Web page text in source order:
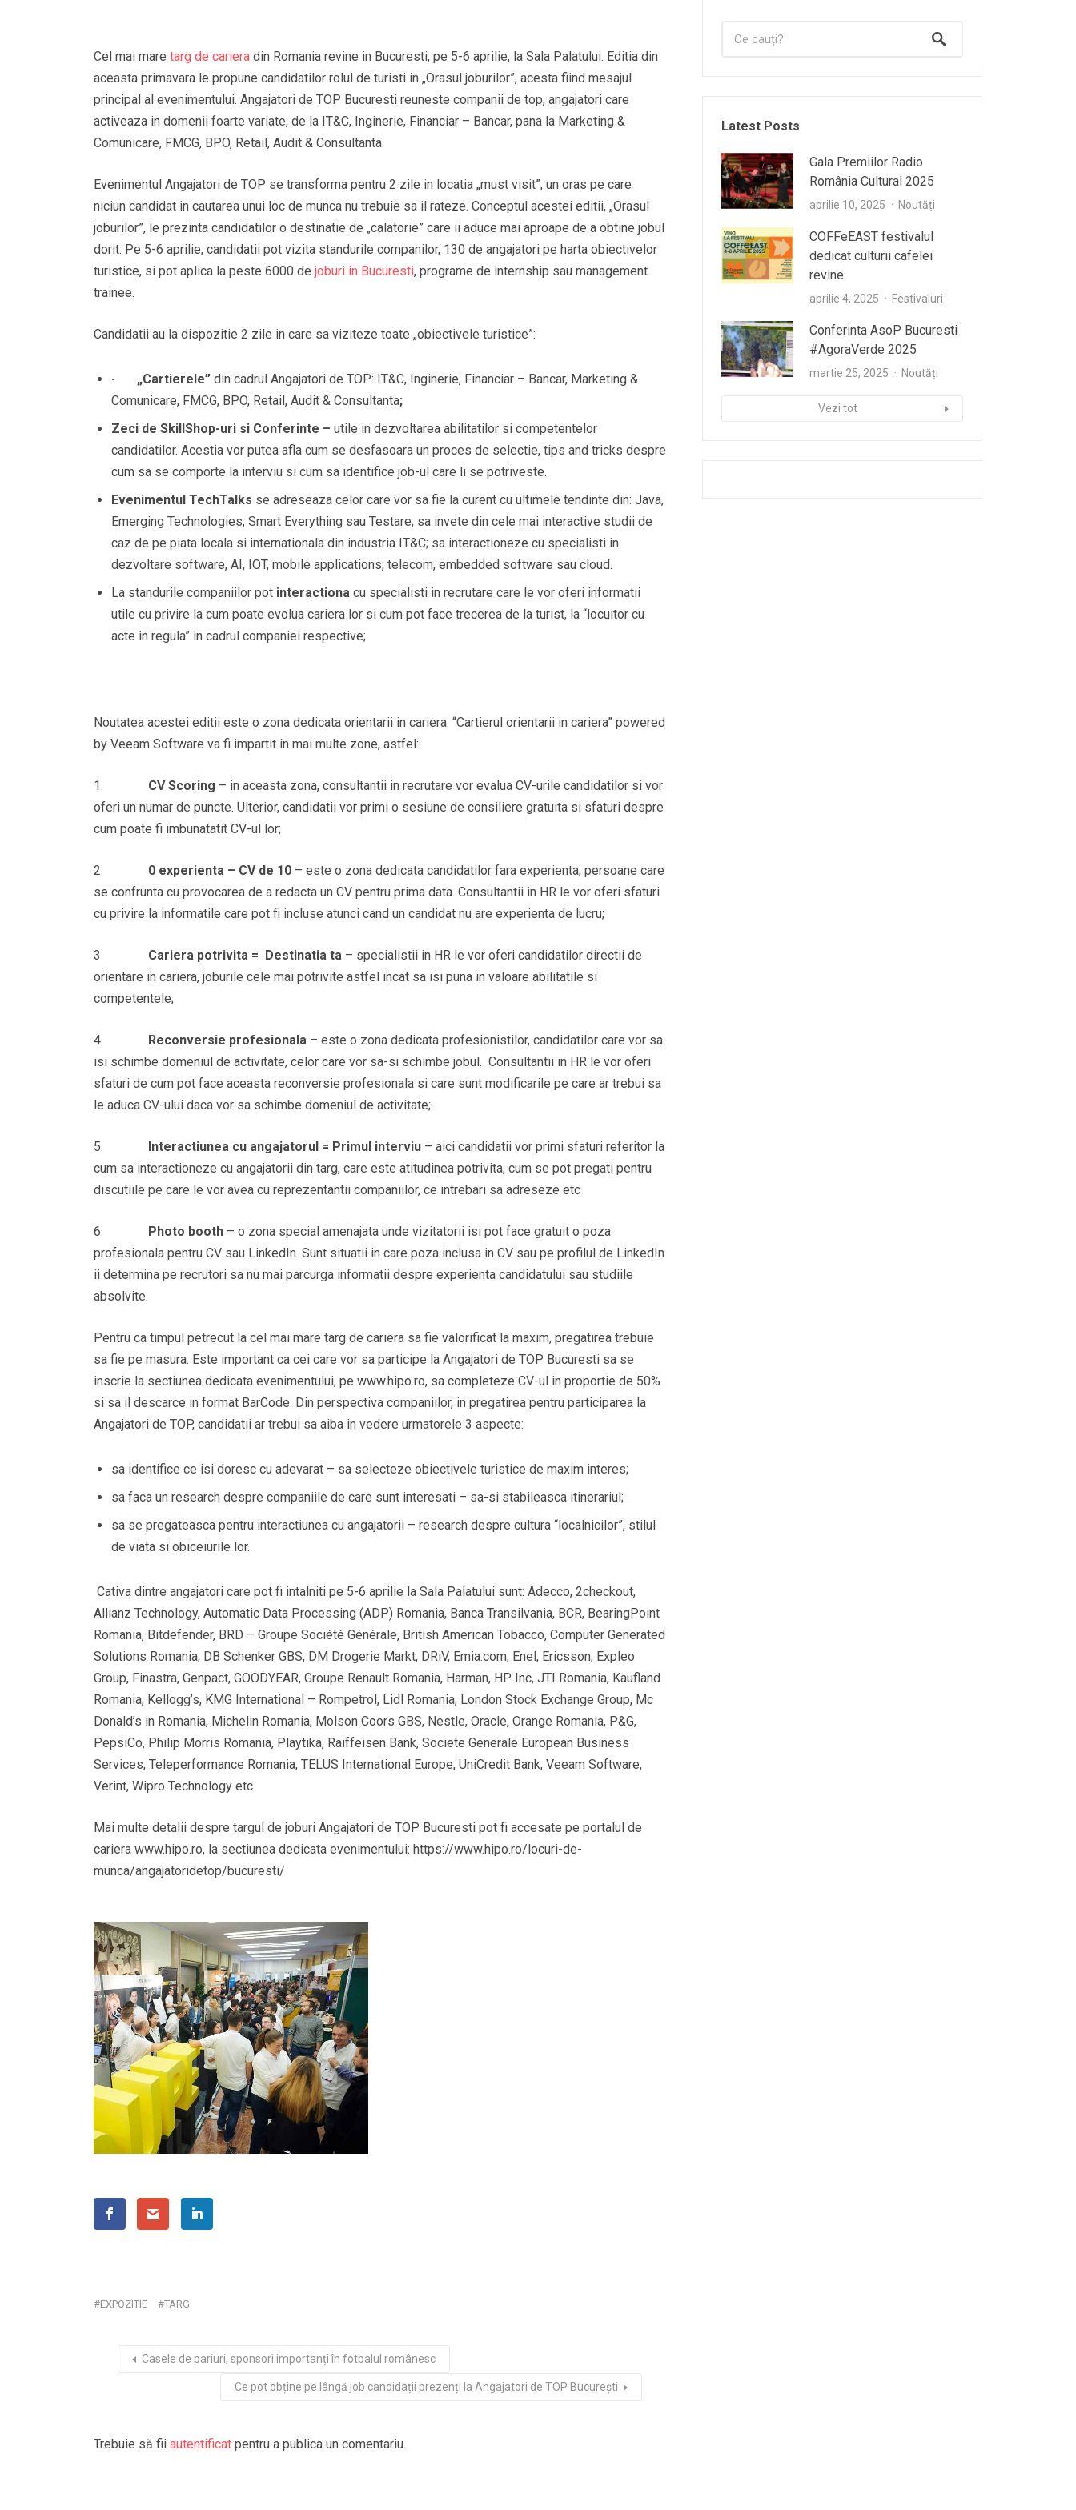
Cel mai mare targ de cariera din Romania revine in Bucuresti, pe 5-6 aprilie, la Sala Palatului. Editia din
aceasta primavara le propune candidatilor rolul de turisti in „Orasul joburilor”, acesta fiind mesajul
principal al evenimentului. Angajatori de TOP Bucuresti reuneste companii de top, angajatori care
activeaza in domenii foarte variate, de la IT&C, Inginerie, Financiar – Bancar, pana la Marketing &
Comunicare, FMCG, BPO, Retail, Audit & Consultanta.
Evenimentul Angajatori de TOP se transforma pentru 2 zile in locatia „must visit”, un oras pe care
niciun candidat in cautarea unui loc de munca nu trebuie sa il rateze. Conceptul acestei editii, „Orasul
joburilor”, le prezinta candidatilor o destinatie de „calatorie” care ii aduce mai aproape de a obtine jobul
dorit. Pe 5-6 aprilie, candidatii pot vizita standurile companilor, 130 de angajatori pe harta obiectivelor
turistice, si pot aplica la peste 6000 de joburi in Bucuresti, programe de internship sau management
trainee.
Candidatii au la dispozitie 2 zile in care sa viziteze toate „obiectivele turistice”:
· „Cartierele” din cadrul Angajatori de TOP: IT&C, Inginerie, Financiar – Bancar, Marketing &
Comunicare, FMCG, BPO, Retail, Audit & Consultanta;
Zeci de SkillShop-uri si Conferinte – utile in dezvoltarea abilitatilor si competentelor
candidatilor. Acestia vor putea afla cum se desfasoara un proces de selectie, tips and tricks despre
cum sa se comporte la interviu si cum sa identifice job-ul care li se potriveste.
Evenimentul TechTalks se adreseaza celor care vor sa fie la curent cu ultimele tendinte din: Java,
Emerging Technologies, Smart Everything sau Testare; sa invete din cele mai interactive studii de
caz de pe piata locala si internationala din industria IT&C; sa interactioneze cu specialisti in
dezvoltare software, AI, IOT, mobile applications, telecom, embedded software sau cloud.
La standurile companiilor pot interactiona cu specialisti in recrutare care le vor oferi informatii
utile cu privire la cum poate evolua cariera lor si cum pot face trecerea de la turist, la “locuitor cu
acte in regula” in cadrul companiei respective;
Noutatea acestei editii este o zona dedicata orientarii in cariera. “Cartierul orientarii in cariera” powered
by Veeam Software va fi impartit in mai multe zone, astfel:
1. CV Scoring – in aceasta zona, consultantii in recrutare vor evalua CV-urile candidatilor si vor
oferi un numar de puncte. Ulterior, candidatii vor primi o sesiune de consiliere gratuita si sfaturi despre
cum poate fi imbunatatit CV-ul lor;
2. 0 experienta – CV de 10 – este o zona dedicata candidatilor fara experienta, persoane care
se confrunta cu provocarea de a redacta un CV pentru prima data. Consultantii in HR le vor oferi sfaturi
cu privire la informatile care pot fi incluse atunci cand un candidat nu are experienta de lucru;
3. Cariera potrivita = Destinatia ta – specialistii in HR le vor oferi candidatilor directii de
orientare in cariera, joburile cele mai potrivite astfel incat sa isi puna in valoare abilitatile si
competentele;
4. Reconversie profesionala – este o zona dedicata profesionistilor, candidatilor care vor sa
isi schimbe domeniul de activitate, celor care vor sa-si schimbe jobul. Consultantii in HR le vor oferi
sfaturi de cum pot face aceasta reconversie profesionala si care sunt modificarile pe care ar trebui sa
le aduca CV-ului daca vor sa schimbe domeniul de activitate;
5. Interactiunea cu angajatorul = Primul interviu – aici candidatii vor primi sfaturi referitor la
cum sa interactioneze cu angajatorii din targ, care este atitudinea potrivita, cum se pot pregati pentru
discutiile pe care le vor avea cu reprezentantii companiilor, ce intrebari sa adreseze etc
6. Photo booth – o zona special amenajata unde vizitatorii isi pot face gratuit o poza
profesionala pentru CV sau LinkedIn. Sunt situatii in care poza inclusa in CV sau pe profilul de LinkedIn
ii determina pe recrutori sa nu mai parcurga informatii despre experienta candidatului sau studiile
absolvite.
Pentru ca timpul petrecut la cel mai mare targ de cariera sa fie valorificat la maxim, pregatirea trebuie
sa fie pe masura. Este important ca cei care vor sa participe la Angajatori de TOP Bucuresti sa se
inscrie la sectiunea dedicata evenimentului, pe www.hipo.ro, sa completeze CV-ul in proportie de 50%
si sa il descarce in format BarCode. Din perspectiva companiilor, in pregatirea pentru participarea la
Angajatori de TOP, candidatii ar trebui sa aiba in vedere urmatorele 3 aspecte:
sa identifice ce isi doresc cu adevarat – sa selecteze obiectivele turistice de maxim interes;
sa faca un research despre companiile de care sunt interesati – sa-si stabileasca itinerariul;
sa se pregateasca pentru interactiunea cu angajatorii – research despre cultura “localnicilor”, stilul
de viata si obiceiurile lor.
Cativa dintre angajatori care pot fi intalniti pe 5-6 aprilie la Sala Palatului sunt: Adecco, 2checkout,
Allianz Technology, Automatic Data Processing (ADP) Romania, Banca Transilvania, BCR, BearingPoint
Romania, Bitdefender, BRD – Groupe Société Générale, British American Tobacco, Computer Generated
Solutions Romania, DB Schenker GBS, DM Drogerie Markt, DRiV, Emia.com, Enel, Ericsson, Expleo
Group, Finastra, Genpact, GOODYEAR, Groupe Renault Romania, Harman, HP Inc, JTI Romania, Kaufland
Romania, Kellogg’s, KMG International – Rompetrol, Lidl Romania, London Stock Exchange Group, Mc
Donald’s in Romania, Michelin Romania, Molson Coors GBS, Nestle, Oracle, Orange Romania, P&G,
PepsiCo, Philip Morris Romania, Playtika, Raiffeisen Bank, Societe Generale European Business
Services, Teleperformance Romania, TELUS International Europe, UniCredit Bank, Veeam Software,
Verint, Wipro Technology etc.
Mai multe detalii despre targul de joburi Angajatori de TOP Bucuresti pot fi accesate pe portalul de
cariera www.hipo.ro, la sectiunea dedicata evenimentului: https://www.hipo.ro/locuri-de-
munca/angajatoridetop/bucuresti/
EXPOZITIE TARG
Casele de pariuri, sponsori importanți în fotbalul românesc
Ce pot obține pe lângă job candidații prezenți la Angajatori de TOP București
Trebuie să fii autentificat pentru a publica un comentariu.
Latest Posts
Gala Premiilor Radio
România Cultural 2025
aprilie 10, 2025 Noutăți
COFFeEAST festivalul
dedicat culturii cafelei
revine
aprilie 4, 2025 Festivaluri
Conferinta AsoP Bucuresti
#AgoraVerde 2025
martie 25, 2025 Noutăți
Vezi tot